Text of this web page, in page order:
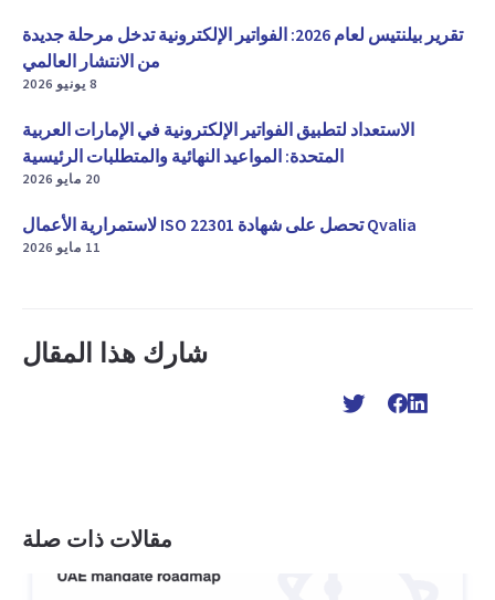
تقرير بيلنتيس لعام 2026: الفواتير الإلكترونية تدخل مرحلة جديدة
من الانتشار العالمي
8 يونيو 2026
الاستعداد لتطبيق الفواتير الإلكترونية في الإمارات العربية
المتحدة: المواعيد النهائية والمتطلبات الرئيسية
20 مايو 2026
Qvalia تحصل على شهادة ISO 22301 لاستمرارية الأعمال
11 مايو 2026
شارك هذا المقال
مقالات ذات صلة